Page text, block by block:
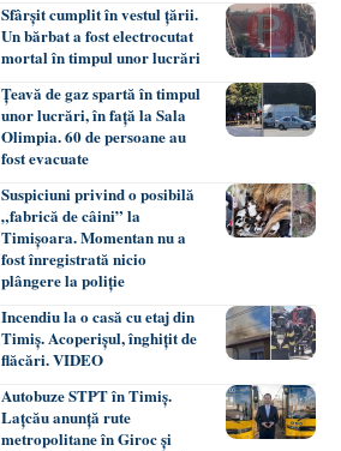
Sfârșit cumplit în vestul țării.
Un bărbat a fost electrocutat
mortal în timpul unor lucrări
Țeavă de gaz spartă în timpul
unor lucrări, în față la Sala
Olimpia. 60 de persoane au
fost evacuate
Suspiciuni privind o posibilă
„fabrică de câini” la
Timișoara. Momentan nu a
fost înregistrată nicio
plângere la poliție
Incendiu la o casă cu etaj din
Timiș. Acoperișul, înghițit de
flăcări. VIDEO
Autobuze STPT în Timiș.
Lațcău anunță rute
metropolitane în Giroc și